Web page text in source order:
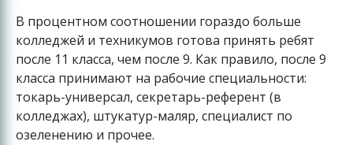
В процентном соотношении гораздо больше
колледжей и техникумов готова принять ребят
после 11 класса, чем после 9. Как правило, после 9
класса принимают на рабочие специальности:
токарь-универсал, секретарь-референт (в
колледжах), штукатур-маляр, специалист по
озеленению и прочее.